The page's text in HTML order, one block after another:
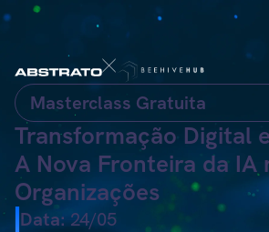
Masterclass Gratuita
Transformação Digital
A Nova Fronteira da IA
Organizações
Data:24/05